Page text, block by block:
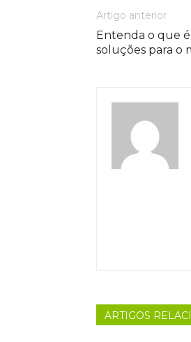
Artigo anterior
Entenda o que
soluções para o
ARTIGOS